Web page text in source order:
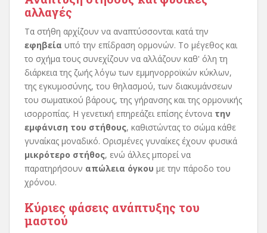
αλλαγές
Τα στήθη αρχίζουν να αναπτύσσονται κατά την
εφηβεία υπό την επίδραση ορμονών. Το μέγεθος και
το σχήμα τους συνεχίζουν να αλλάζουν καθ' όλη τη
διάρκεια της ζωής λόγω των εμμηνορροϊκών κύκλων,
της εγκυμοσύνης, του θηλασμού, των διακυμάνσεων
του σωματικού βάρους, της γήρανσης και της ορμονικής
ισορροπίας. Η γενετική επηρεάζει επίσης έντονα την
εμφάνιση του στήθους, καθιστώντας το σώμα κάθε
γυναίκας μοναδικό. Ορισμένες γυναίκες έχουν φυσικά
μικρότερο στήθος, ενώ άλλες μπορεί να
παρατηρήσουν απώλεια όγκου με την πάροδο του
χρόνου.
Κύριες φάσεις ανάπτυξης του
μαστού